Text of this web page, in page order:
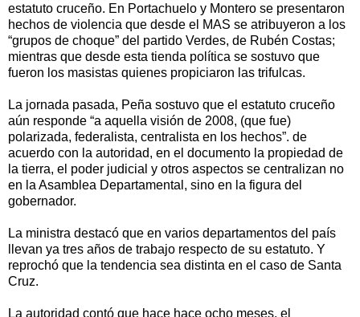
estatuto cruceño. En Portachuelo y Montero se presentaron
hechos de violencia que desde el MAS se atribuyeron a los
“grupos de choque” del partido Verdes, de Rubén Costas;
mientras que desde esta tienda política se sostuvo que
fueron los masistas quienes propiciaron las trifulcas.
La jornada pasada, Peña sostuvo que el estatuto cruceño
aún responde “a aquella visión de 2008, (que fue)
polarizada, federalista, centralista en los hechos”. de
acuerdo con la autoridad, en el documento la propiedad de
la tierra, el poder judicial y otros aspectos se centralizan no
en la Asamblea Departamental, sino en la figura del
gobernador.
La ministra destacó que en varios departamentos del país
llevan ya tres años de trabajo respecto de su estatuto. Y
reprochó que la tendencia sea distinta en el caso de Santa
Cruz.
La autoridad contó que hace hace ocho meses, el